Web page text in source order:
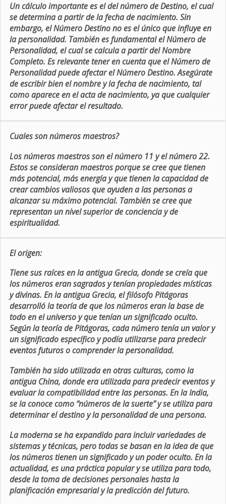
Un cálculo importante es el del número de Destino, el cual
se determina a partir de la fecha de nacimiento. Sin
embargo, el Número Destino no es el único que influye en
la personalidad. También es fundamental el Número de
Personalidad, el cual se calcula a partir del Nombre
Completo. Es relevante tener en cuenta que el Número de
Personalidad puede afectar el Número Destino. Asegúrate
de escribir bien el nombre y la fecha de nacimiento, tal
como aparece en el acta de nacimiento, ya que cualquier
error puede afectar el resultado.
Cuales son números maestros?
Los números maestros son el número 11 y el número 22.
Estos se consideran maestros porque se cree que tienen
más potencial, más energía y que tienen la capacidad de
crear cambios valiosos que ayuden a las personas a
alcanzar su máximo potencial. También se cree que
representan un nivel superior de conciencia y de
espiritualidad.
El origen:
Tiene sus raíces en la antigua Grecia, donde se creía que
los números eran sagrados y tenían propiedades místicas
y divinas. En la antigua Grecia, el filósofo Pitágoras
desarrolló la teoría de que los números eran la base de
todo en el universo y que tenían un significado oculto.
Según la teoría de Pitágoras, cada número tenía un valor y
un significado específico y podía utilizarse para predecir
eventos futuros o comprender la personalidad.
También ha sido utilizada en otras culturas, como la
antigua China, donde era utilizada para predecir eventos y
evaluar la compatibilidad entre las personas. En la India,
se la conoce como “números de la suerte” y se utiliza para
determinar el destino y la personalidad de una persona.
La moderna se ha expandido para incluir variedades de
sistemas y técnicas, pero todas se basan en la idea de que
los números tienen un significado y un poder oculto. En la
actualidad, es una práctica popular y se utiliza para todo,
desde la toma de decisiones personales hasta la
planificación empresarial y la predicción del futuro.